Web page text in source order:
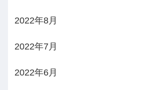
2022年8月
2022年7月
2022年6月